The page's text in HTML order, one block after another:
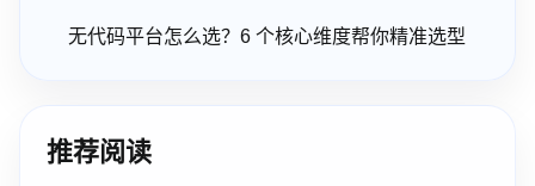
无代码平台怎么选？6 个核心维度帮你精准选型
推荐阅读